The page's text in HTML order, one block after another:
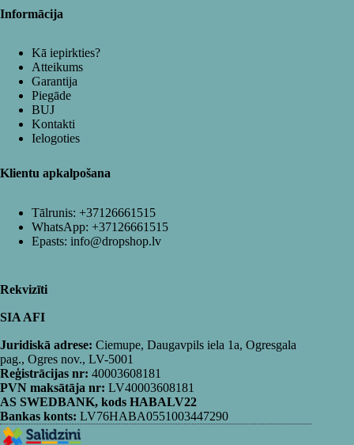
Informācija
Kā iepirkties?
Atteikums
Garantija
Piegāde
BUJ
Kontakti
Ielogoties
Klientu apkalpošana
Tālrunis: +37126661515
WhatsApp: +37126661515
Epasts: info@dropshop.lv
Rekvizīti
SIA AFI
Juridiskā adrese: Ciemupe, Daugavpils iela 1a, Ogresgala
pag., Ogres nov., LV-5001
Reģistrācijas nr: 40003608181
PVN maksātāja nr: LV40003608181
AS SWEDBANK, kods HABALV22
Bankas konts: LV76HABA0551003447290